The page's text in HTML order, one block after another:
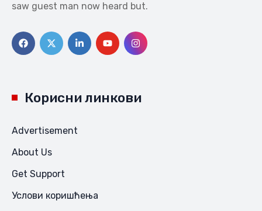
saw guest man now heard but.
Корисни линкови
Advertisement
About Us
Get Support
Услови коришћења